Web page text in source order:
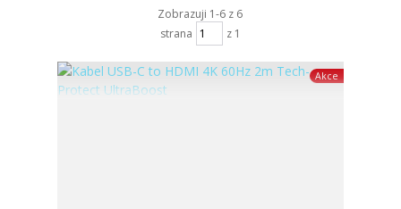
Zobrazuji 1-6 z 6
strana
z 1
Akce